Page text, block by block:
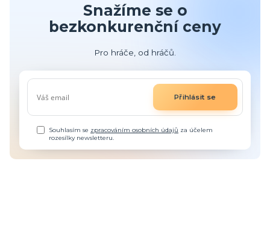
Snažíme se o
bezkonkurenční ceny
Pro hráče, od hráčů.
Přihlásit se
Souhlasím se zpracováním osobních údajů za účelem
rozesílky newsletteru.